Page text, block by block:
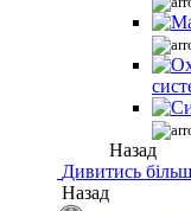
Назад
Дивитись
Назад